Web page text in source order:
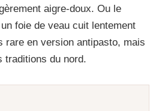
aigre-doux. Ou le
foie de veau cuit lentement
rare en version antipasto, mais
traditions du nord.